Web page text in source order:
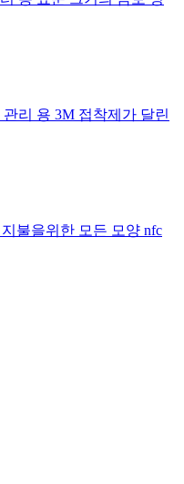
리 용 3M 접착제가 달린
불을위한 모든 모양 nfc